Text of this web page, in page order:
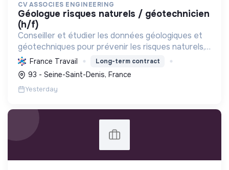
CV ASSOCIES ENGINEERING
géologue risques naturels / géotechnicien
(h/f)
Conseiller et étudier les données géologiques et
géotechniques pour prévenir les risques naturels,
sécuriser les infrastructures et s'engager
activement dans la transition écologique et
sociale.
France Travail Long-term contract
93 - Seine-Saint-Denis, France
Yesterday